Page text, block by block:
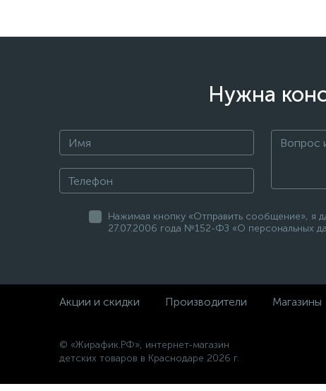
Нужна
Нажимая кнопку «Отправить сообщение», я
27.07.2006 года №152-ФЗ «О персональных
Акции и скидки Производители Магазины
© «Жирафик.РФ», интернет-магазин
детских товаров в Краснодаре 2026 г.